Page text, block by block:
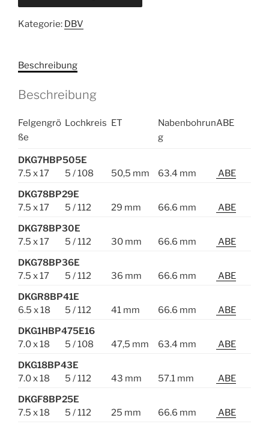
Kategorie: DBV
Beschreibung
Beschreibung
Felgengrö
ße
Lochkreis ET
Nabenbohrun
g
ABE
DKG7HBP505E
7.5 x 17
5 / 108 50,5 mm 63.4 mm
ABE
DKG78BP29E
7.5 x 17
5 / 112 29 mm 66.6 mm
ABE
DKG78BP30E
7.5 x 17
5 / 112 30 mm 66.6 mm
ABE
DKG78BP36E
7.5 x 17
5 / 112 36 mm 66.6 mm
ABE
DKGR8BP41E
6.5 x 18
5 / 112 41 mm 66.6 mm
ABE
DKG1HBP475E16
7.0 x 18
5 / 108 47,5 mm 63.4 mm
ABE
DKG18BP43E
7.0 x 18
5 / 112 43 mm 57.1 mm
ABE
DKGF8BP25E
7.5 x 18
5 / 112 25 mm 66.6 mm
ABE